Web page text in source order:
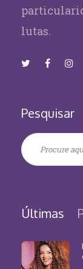
lutas.
Pesquisar
Últimas